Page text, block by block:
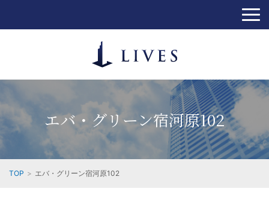
エバ・グリーン宿河原102
TOP エバ・グリーン宿河原102